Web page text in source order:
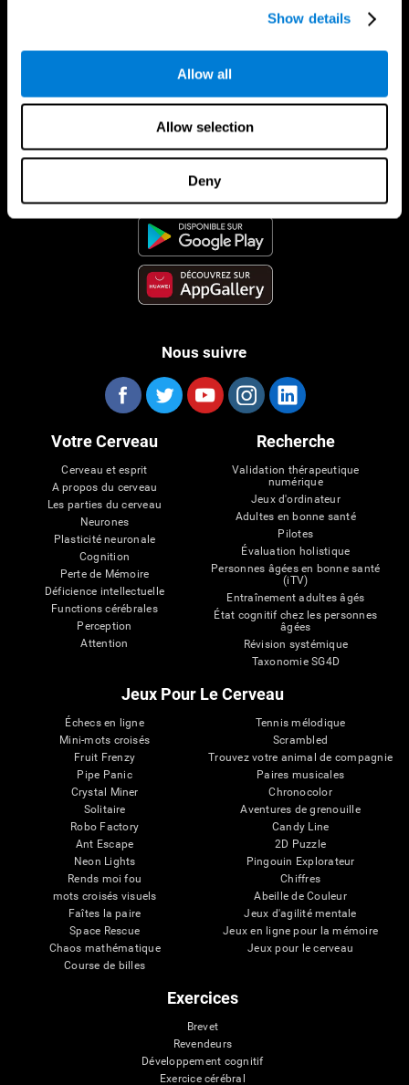
Show details
Allow all
Allow selection
Deny
App CogniFit
Nous suivre
Votre Cerveau
Cerveau et esprit
A propos du cerveau
Les parties du cerveau
Neurones
Plasticité neuronale
Cognition
Perte de Mémoire
Déficience intellectuelle
Functions cérébrales
Perception
Attention
Recherche
Validation thérapeutique
numérique
Jeux d'ordinateur
Adultes en bonne santé
Pilotes
Évaluation holistique
Personnes âgées en bonne santé
(iTV)
Entraînement adultes âgés
État cognitif chez les personnes
âgées
Révision systémique
Taxonomie SG4D
Jeux Pour Le Cerveau
Échecs en ligne
Mini-mots croisés
Fruit Frenzy
Pipe Panic
Crystal Miner
Solitaire
Robo Factory
Ant Escape
Neon Lights
Rends moi fou
mots croisés visuels
Faîtes la paire
Space Rescue
Chaos mathématique
Course de billes
Tennis mélodique
Scrambled
Trouvez votre animal de compagnie
Paires musicales
Chronocolor
Aventures de grenouille
Candy Line
2D Puzzle
Pingouin Explorateur
Chiffres
Abeille de Couleur
Jeux d'agilité mentale
Jeux en ligne pour la mémoire
Jeux pour le cerveau
Exercices
Brevet
Revendeurs
Développement cognitif
Exercice cérébral